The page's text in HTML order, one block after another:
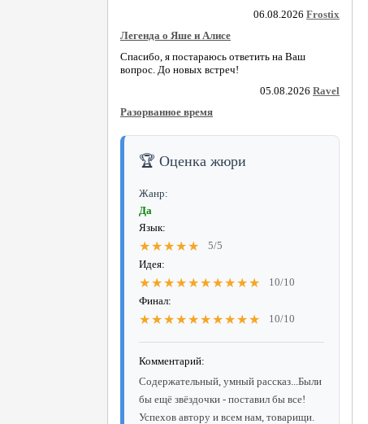
06.08.2026 Frostix
Легенда о Яше и Алисе
Спасибо, я постараюсь ответить на Ваш
вопрос. До новых встреч!
05.08.2026 Ravel
Разорванное время
🏆 Оценка жюри
Жанр:
Да
Язык:
★★★★★
5/5
Идея:
★★★★★★★★★★
10/10
Финал:
★★★★★★★★★★ 10/10
Комментарий:
Содержательный, умный рассказ...Были
бы ещё звёздочки - поставил бы все!
Успехов автору и всем нам, товарищи.